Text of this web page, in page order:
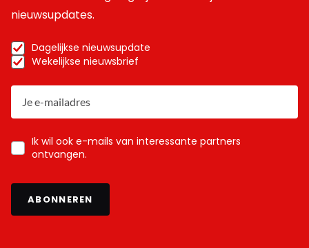
nieuwsupdates.
Dagelijkse nieuwsupdate
Wekelijkse nieuwsbrief
Ik wil ook e-mails van interessante partners
ontvangen.
ABONNEREN